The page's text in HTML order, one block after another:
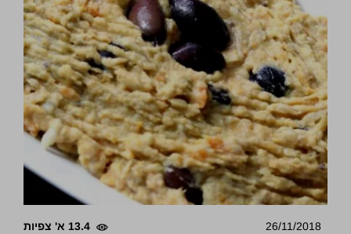
26/11/2018 13.4 א' צפיות